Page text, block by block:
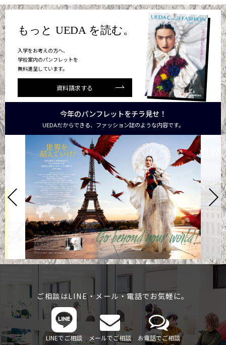
もっと UEDA を読む。
入学をお考えの方へ、
学校案内のパンフレットを
無料進呈しています。
資料請求する
今年のパンフレットをチラ見せ！
UEDAだからできる、ファッション誌のような内容です。
ご相談はLINE・メール・電話でお気軽に。
LINEでご相談 メールでご相談 お電話でご相談